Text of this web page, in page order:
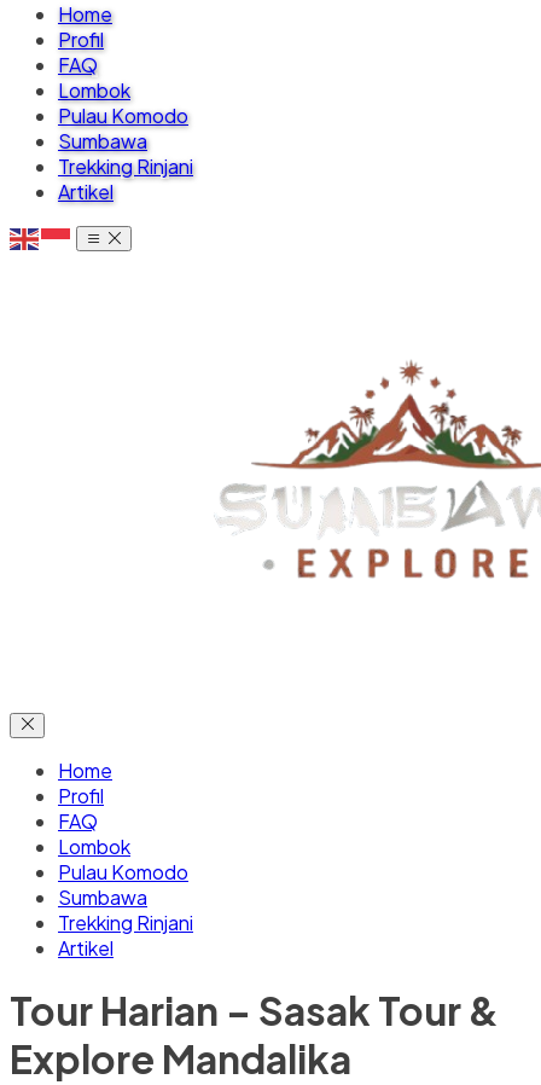
Home
Profil
FAQ
Lombok
Pulau Komodo
Sumbawa
Trekking Rinjani
Artikel
Home
Profil
FAQ
Lombok
Pulau Komodo
Sumbawa
Trekking Rinjani
Artikel
Tour Harian – Sasak Tour &
Explore Mandalika